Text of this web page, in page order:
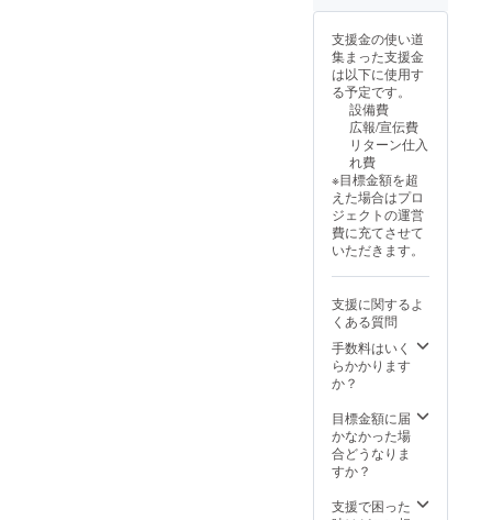
支援金の使い道
集まった支援金
は以下に使用す
る予定です。
設備費
広報/宣伝費
リターン仕入
れ費
※目標金額を超
えた場合はプロ
ジェクトの運営
費に充てさせて
いただきます。
支援に関するよ
くある質問
手数料はいく
らかかります
か？
目標金額に届
かなかった場
合どうなりま
すか？
支援で困った